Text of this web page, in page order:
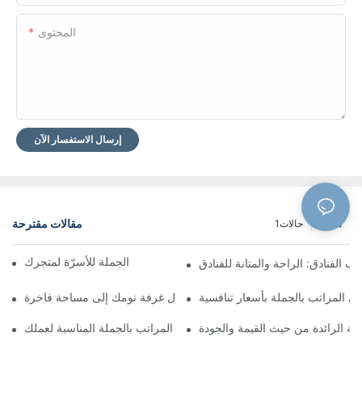
المحتوى
إرسال الاستفسار الآن
مقالات مقترحة مدونة حالات1
العثور على أفضل موردي الجملة للأسرّة لمتجركالفنادق: الراحة والمتانة للفنادق
سرير جلدي مخصص: حوّل غرفة نومك إلى مساحة فاخرة
المراتب بالجملة بأسعار تنافسية
كيفية اختيار شركة بيع المراتب بالجملة المناسبة لعملك
الرائدة من حيث القيمة والجودة